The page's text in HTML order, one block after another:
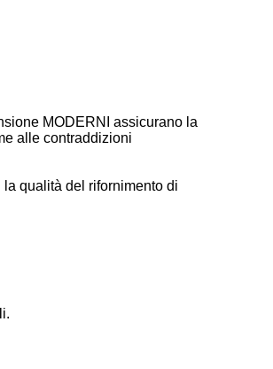
MODERNI assicurano la
alle contraddizioni
qualità del rifornimento di